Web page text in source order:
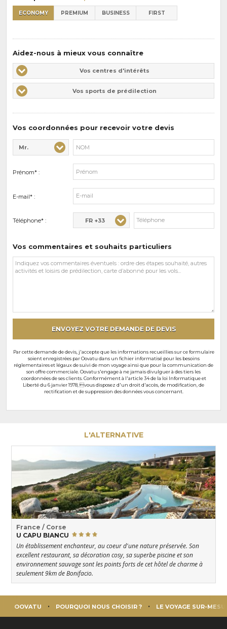
ECONOMY PREMIUM BUSINESS FIRST
Aidez-nous à mieux vous connaître
Vos
centres
d'intérêts
Vos centres d'intérêts
Vos
sports
de
Vos sports de prédilection
Vos coordonnées pour recevoir votre devis
Civilité* :
Mr.
Nom* :
Prénom* :
E-mail* :
Téléphone* : FR +33
Vos commentaires et souhaits particuliers
Vos
commentaires
ENVOYEZ VOTRE DEMANDE DE DEVIS
Par cette demande de devis, j'accepte que les informations recueillies sur ce formulaire
soient enregistrées par Oovatu dans un fichier informatisé pour les besoins
réglementaires et légaux de suivi de mon voyage ainsi que pour la communication de
son offre commerciale. Oovatu s'engage à ne jamais divulguer à des tiers les
coordonnées de ses clients. Conformément à l'article 34 de la loi Informatique et
Liberté du 6 janvier 1978, vous disposez d'un droit d'accès, de modification, de
rectification et de suppression des données vous concernant.
L'ALTERNATIVE
France / Corse
U CAPU BIANCU
Un établissement enchanteur, au coeur d'une nature préservée. Son
excellent restaurant, sa décoration cosy, sa superbe piscine et son
environnement sauvage sont les points forts de cet hôtel de charme à
seulement 9km de Bonifacio.
OOVATU POURQUOI NOUS CHOISIR ? LE VOYAGE SUR-